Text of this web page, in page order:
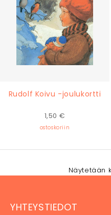
Rudolf Koivu -joulukortti
1,50 €
ostoskoriin
Näytetään
YHTEYSTIEDOT